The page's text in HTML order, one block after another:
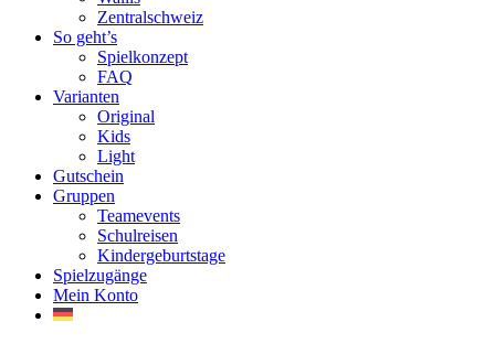
Zentralschweiz
So geht’s
Spielkonzept
FAQ
Varianten
Original
Kids
Light
Gutschein
Gruppen
Teamevents
Schulreisen
Kindergeburtstage
Spielzugänge
Mein Konto